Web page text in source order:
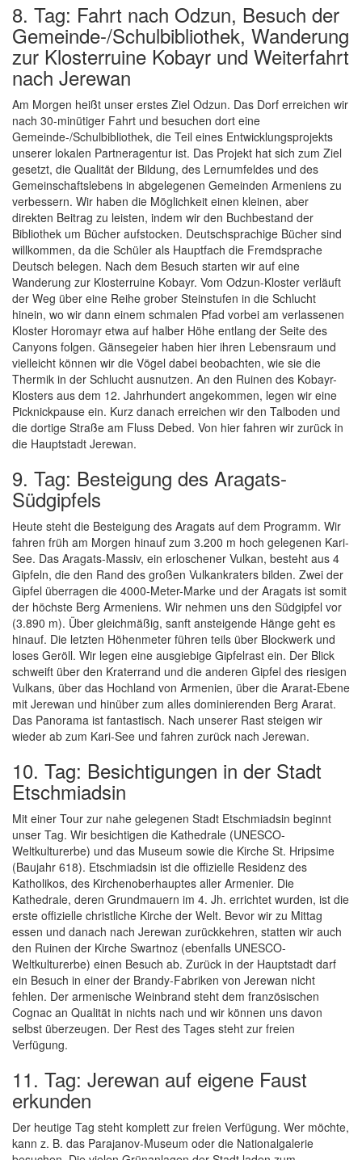
8. Tag: Fahrt nach Odzun, Besuch der
Gemeinde-/Schulbibliothek, Wanderung
zur Klosterruine Kobayr und Weiterfahrt
nach Jerewan
Am Morgen heißt unser erstes Ziel Odzun. Das Dorf erreichen wir
nach 30-minütiger Fahrt und besuchen dort eine
Gemeinde-/Schulbibliothek, die Teil eines Entwicklungsprojekts
unserer lokalen Partneragentur ist. Das Projekt hat sich zum Ziel
gesetzt, die Qualität der Bildung, des Lernumfeldes und des
Gemeinschaftslebens in abgelegenen Gemeinden Armeniens zu
verbessern. Wir haben die Möglichkeit einen kleinen, aber
direkten Beitrag zu leisten, indem wir den Buchbestand der
Bibliothek um Bücher aufstocken. Deutschsprachige Bücher sind
willkommen, da die Schüler als Hauptfach die Fremdsprache
Deutsch belegen. Nach dem Besuch starten wir auf eine
Wanderung zur Klosterruine Kobayr. Vom Odzun-Kloster verläuft
der Weg über eine Reihe grober Steinstufen in die Schlucht
hinein, wo wir dann einem schmalen Pfad vorbei am verlassenen
Kloster Horomayr etwa auf halber Höhe entlang der Seite des
Canyons folgen. Gänsegeier haben hier ihren Lebensraum und
vielleicht können wir die Vögel dabei beobachten, wie sie die
Thermik in der Schlucht ausnutzen. An den Ruinen des Kobayr-
Klosters aus dem 12. Jahrhundert angekommen, legen wir eine
Picknickpause ein. Kurz danach erreichen wir den Talboden und
die dortige Straße am Fluss Debed. Von hier fahren wir zurück in
die Hauptstadt Jerewan.
9. Tag: Besteigung des Aragats-
Südgipfels
Heute steht die Besteigung des Aragats auf dem Programm. Wir
fahren früh am Morgen hinauf zum 3.200 m hoch gelegenen Kari-
See. Das Aragats-Massiv, ein erloschener Vulkan, besteht aus 4
Gipfeln, die den Rand des großen Vulkankraters bilden. Zwei der
Gipfel überragen die 4000-Meter-Marke und der Aragats ist somit
der höchste Berg Armeniens. Wir nehmen uns den Südgipfel vor
(3.890 m). Über gleichmäßig, sanft ansteigende Hänge geht es
hinauf. Die letzten Höhenmeter führen teils über Blockwerk und
loses Geröll. Wir legen eine ausgiebige Gipfelrast ein. Der Blick
schweift über den Kraterrand und die anderen Gipfel des riesigen
Vulkans, über das Hochland von Armenien, über die Ararat-Ebene
mit Jerewan und hinüber zum alles dominierenden Berg Ararat.
Das Panorama ist fantastisch. Nach unserer Rast steigen wir
wieder ab zum Kari-See und fahren zurück nach Jerewan.
10. Tag: Besichtigungen in der Stadt
Etschmiadsin
Mit einer Tour zur nahe gelegenen Stadt Etschmiadsin beginnt
unser Tag. Wir besichtigen die Kathedrale (UNESCO-
Weltkulturerbe) und das Museum sowie die Kirche St. Hripsime
(Baujahr 618). Etschmiadsin ist die offizielle Residenz des
Katholikos, des Kirchenoberhauptes aller Armenier. Die
Kathedrale, deren Grundmauern im 4. Jh. errichtet wurden, ist die
erste offizielle christliche Kirche der Welt. Bevor wir zu Mittag
essen und danach nach Jerewan zurückkehren, statten wir auch
den Ruinen der Kirche Swartnoz (ebenfalls UNESCO-
Weltkulturerbe) einen Besuch ab. Zurück in der Hauptstadt darf
ein Besuch in einer der Brandy-Fabriken von Jerewan nicht
fehlen. Der armenische Weinbrand steht dem französischen
Cognac an Qualität in nichts nach und wir können uns davon
selbst überzeugen. Der Rest des Tages steht zur freien
Verfügung.
11. Tag: Jerewan auf eigene Faust
erkunden
Der heutige Tag steht komplett zur freien Verfügung. Wer möchte,
kann z. B. das Parajanov-Museum oder die Nationalgalerie